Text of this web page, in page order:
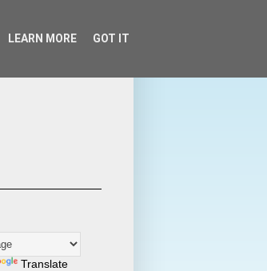
Translate
LEARN MORE GOT IT